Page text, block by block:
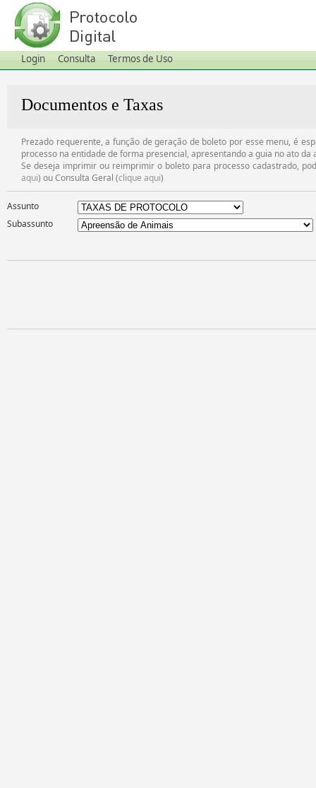
Login Consulta Termos de Uso
Documentos e Taxas
Prezado requerente, a função de geração de boleto por esse menu, é
processo na entidade de forma presencial, apresentando a guia no ato da
Se deseja imprimir ou reimprimir o boleto para processo cadastrado,
aqui) ou Consulta Geral (clique aqui)
Assunto
Subassunto